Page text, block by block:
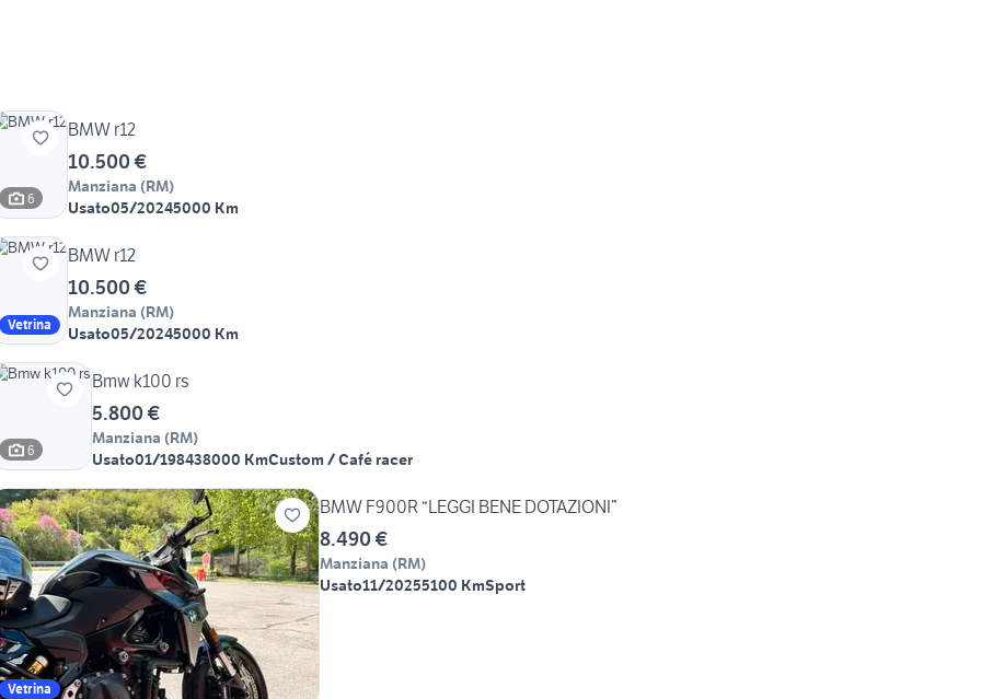
6
BMW r12
10.500 €
Manziana (RM)
Usato05/20245000 Km
Vetrina
BMW r12
10.500 €
Manziana (RM)
Usato05/20245000 Km
6
Bmw k100 rs
5.800 €
Manziana (RM)
Usato01/198438000 KmCustom / Café racer
Vetrina
BMW F900R “LEGGI BENE DOTAZIONI”
8.490 €
Manziana (RM)
Usato11/20255100 KmSport